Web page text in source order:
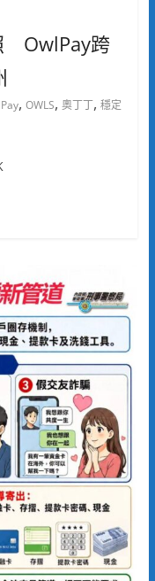
OwlPay跨
, OWLS, 奧丁丁, 穩定